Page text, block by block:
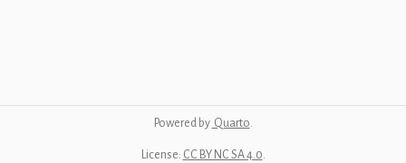
Powered by Quarto
License: CC BY NC SA 4.0